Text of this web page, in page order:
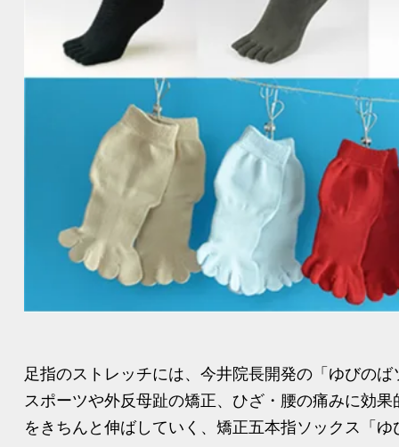
足指のストレッチには、今井院長開発の「ゆびの
スポーツや外反母趾の矯正、ひざ・腰の痛みに効
をきちんと伸ばしていく、矯正五本指ソックス「